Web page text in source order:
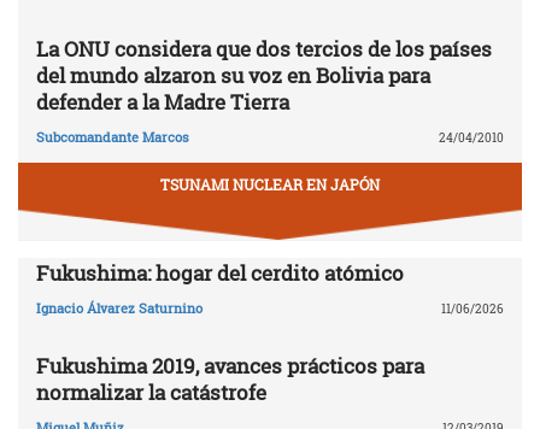
La ONU considera que dos tercios de los países
del mundo alzaron su voz en Bolivia para
defender a la Madre Tierra
Subcomandante Marcos 24/04/2010
TSUNAMI NUCLEAR EN JAPÓN
Fukushima: hogar del cerdito atómico
Ignacio Álvarez Saturnino 11/06/2026
Fukushima 2019, avances prácticos para
normalizar la catástrofe